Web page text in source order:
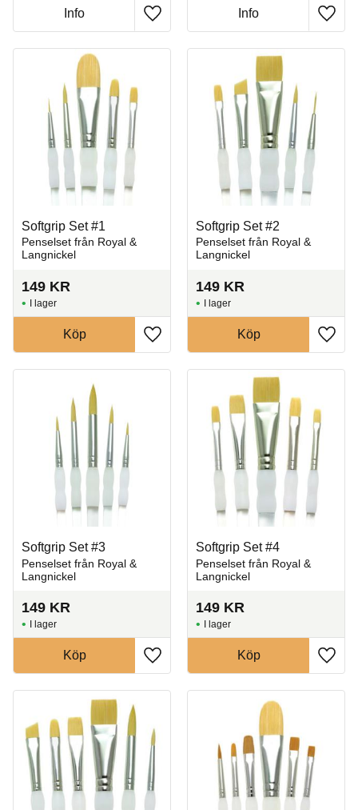
Lägg till i favoriter
Info
Lägg
Info
Softgrip Set #1
Penselset från Royal &
Langnickel
149 KR
Lägg till i favoriter
I lager
Köp
Softgrip Set #2
Penselset från Royal &
Langnickel
149 KR
Lägg
I lager
Köp
Softgrip Set #3
Penselset från Royal &
Langnickel
149 KR
Lägg till i favoriter
I lager
Köp
Softgrip Set #4
Penselset från Royal &
Langnickel
149 KR
Lägg
I lager
Köp